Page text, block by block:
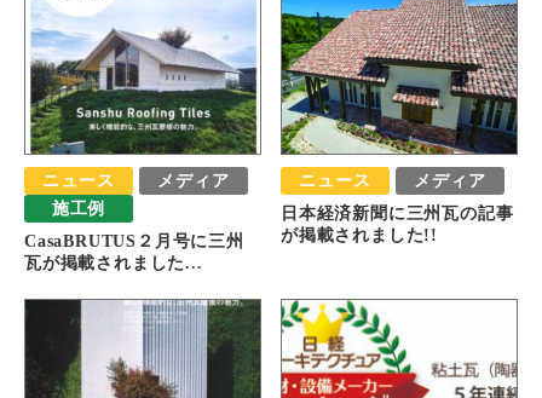
ニュース
メディア
施工例
CasaBRUTUS２月号に三州
瓦が掲載されました...
ニュース メディア
日本経済新聞に三州瓦の記事
が掲載されました!!